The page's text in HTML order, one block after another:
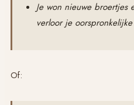
Je won nieuwe broertjes
verloor je oorspronkelijke
Of: